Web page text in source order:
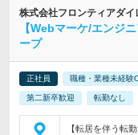
株式会社フロンティアダイ
【Webマーケ/エンジ
ープ
正社員 職種・業種未経験
第二新卒歓迎 転勤なし
【転居を伴う転